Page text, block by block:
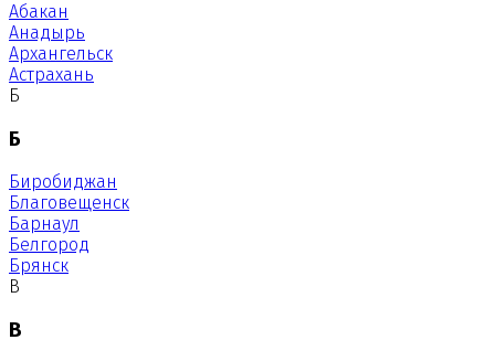
Абакан
Анадырь
Архангельск
Астрахань
Б
Б
Биробиджан
Благовещенск
Барнаул
Белгород
Брянск
В
В